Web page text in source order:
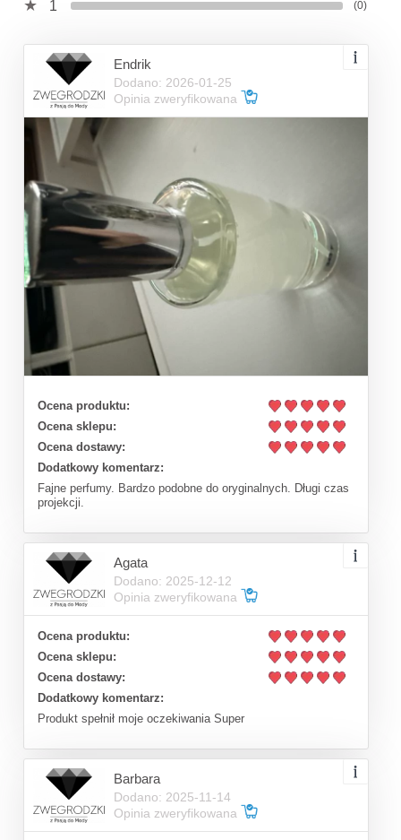
1 (0)
Endrik
Dodano: 2026-01-25
Opinia zweryfikowana
Ocena produktu:
Ocena sklepu:
Ocena dostawy:
Dodatkowy komentarz:
Fajne perfumy. Bardzo podobne do oryginalnych. Długi czas
projekcji.
Agata
Dodano: 2025-12-12
Opinia zweryfikowana
Ocena produktu:
Ocena sklepu:
Ocena dostawy:
Dodatkowy komentarz:
Produkt spełnił moje oczekiwania Super
Barbara
Dodano: 2025-11-14
Opinia zweryfikowana